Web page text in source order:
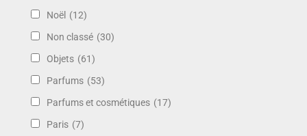
Noël (12)
Non classé (30)
Objets (61)
Parfums (53)
Parfums et cosmétiques (17)
Paris (7)